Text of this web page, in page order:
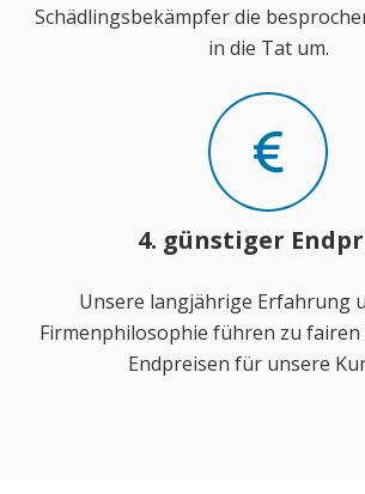
Schädlingsbekämpfer die
in die Tat um.
4. günstiger
Unsere langjährige Erfahrung
Firmenphilosophie führen zu
Endpreisen für unsere